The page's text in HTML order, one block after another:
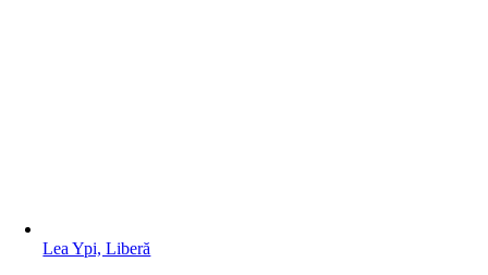
Lea Ypi, Liberă